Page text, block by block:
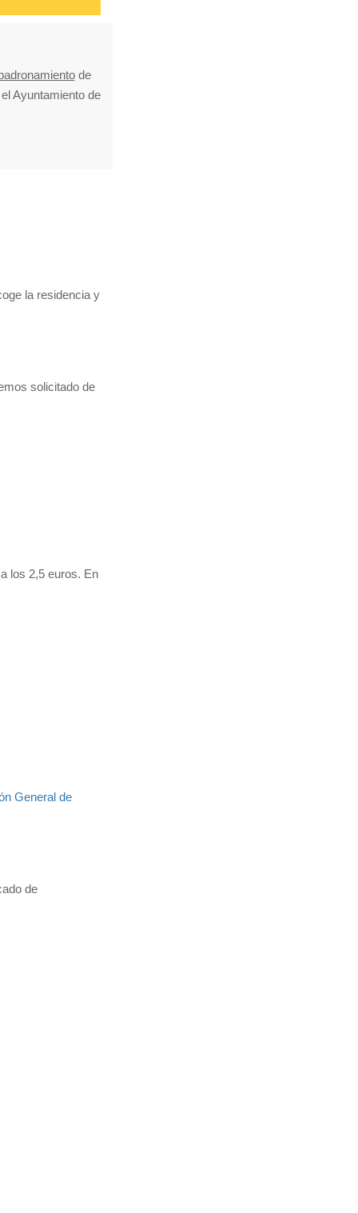
de
Ayuntamiento de
la residencia y
solicitado de
los 2,5 euros. En
General de
de